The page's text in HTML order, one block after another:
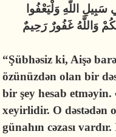
اللَّهِ وَلْيَعْفُوا
وَاللَّهُ غَفُورٌ رَحِيمٌ
“Şübhəsiz ki, Aişə
özünüzdən olan bir
bir şey hesab
xeyirlidir. O dəstədən
günahın cəzası